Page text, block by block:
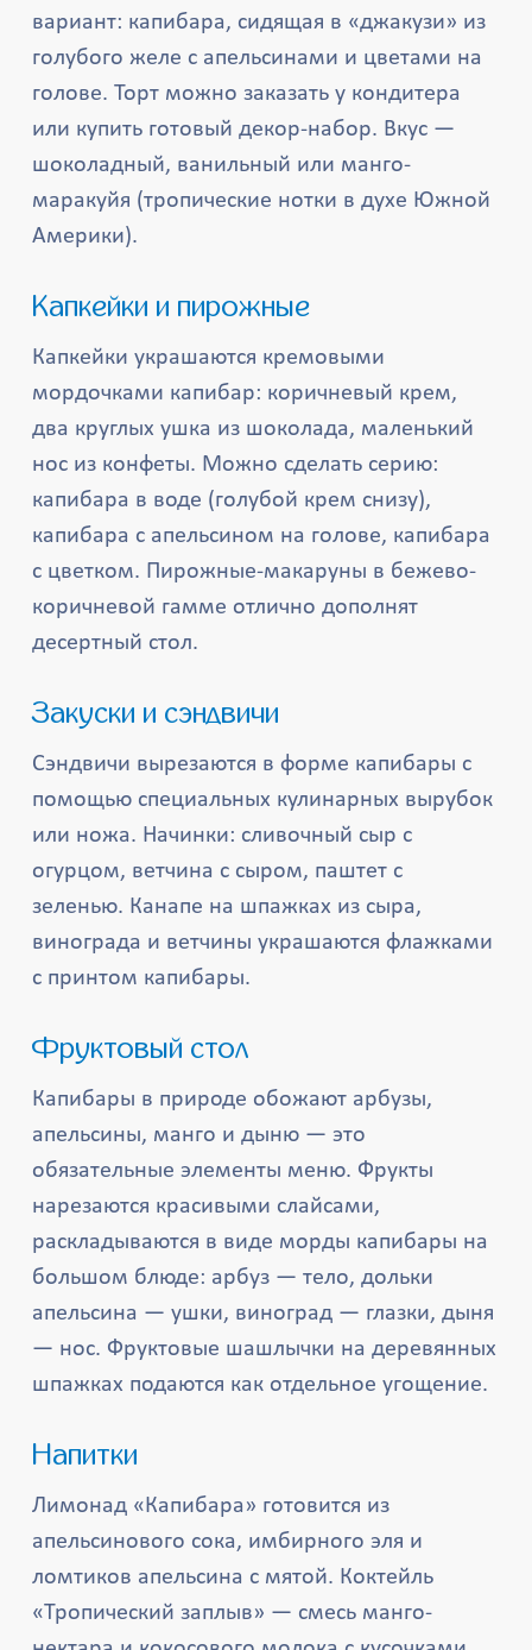
вариант: капибара, сидящая в «джакузи» из
голубого желе с апельсинами и цветами на
голове. Торт можно заказать у кондитера
или купить готовый декор-набор. Вкус —
шоколадный, ванильный или манго-
маракуйя (тропические нотки в духе Южной
Америки).
Капкейки и пирожные
Капкейки украшаются кремовыми
мордочками капибар: коричневый крем,
два круглых ушка из шоколада, маленький
нос из конфеты. Можно сделать серию:
капибара в воде (голубой крем снизу),
капибара с апельсином на голове, капибара
с цветком. Пирожные-макаруны в бежево-
коричневой гамме отлично дополнят
десертный стол.
Закуски и сэндвичи
Сэндвичи вырезаются в форме капибары с
помощью специальных кулинарных вырубок
или ножа. Начинки: сливочный сыр с
огурцом, ветчина с сыром, паштет с
зеленью. Канапе на шпажках из сыра,
винограда и ветчины украшаются флажками
с принтом капибары.
Фруктовый стол
Капибары в природе обожают арбузы,
апельсины, манго и дыню — это
обязательные элементы меню. Фрукты
нарезаются красивыми слайсами,
раскладываются в виде морды капибары на
большом блюде: арбуз — тело, дольки
апельсина — ушки, виноград — глазки, дыня
— нос. Фруктовые шашлычки на деревянных
шпажках подаются как отдельное угощение.
Напитки
Лимонад «Капибара» готовится из
апельсинового сока, имбирного эля и
ломтиков апельсина с мятой. Коктейль
«Тропический заплыв» — смесь манго-